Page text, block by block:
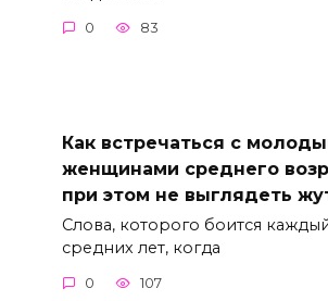
0 83
Как встречаться с
женщинами среднего
при этом не выглядеть
Слова, которого боится
средних лет, когда
0 107